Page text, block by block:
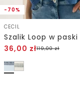
-70%
CECIL
Szalik Loop w paski
36,00 zł119,00zł